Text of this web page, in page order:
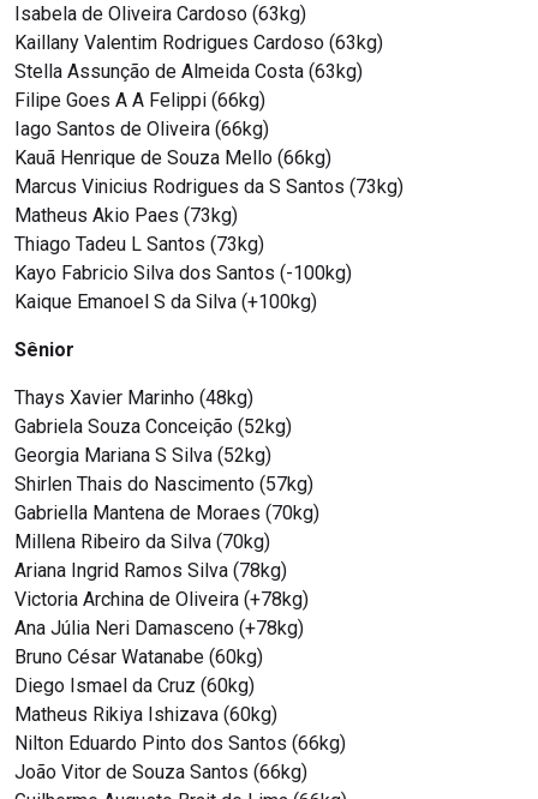
Isabela de Oliveira Cardoso (63kg)
Kaillany Valentim Rodrigues Cardoso (63kg)
Stella Assunção de Almeida Costa (63kg)
Filipe Goes A A Felippi (66kg)
Iago Santos de Oliveira (66kg)
Kauã Henrique de Souza Mello (66kg)
Marcus Vinicius Rodrigues da S Santos (73kg)
Matheus Akio Paes (73kg)
Thiago Tadeu L Santos (73kg)
Kayo Fabricio Silva dos Santos (-100kg)
Kaique Emanoel S da Silva (+100kg)
Sênior
Thays Xavier Marinho (48kg)
Gabriela Souza Conceição (52kg)
Georgia Mariana S Silva (52kg)
Shirlen Thais do Nascimento (57kg)
Gabriella Mantena de Moraes (70kg)
Millena Ribeiro da Silva (70kg)
Ariana Ingrid Ramos Silva (78kg)
Victoria Archina de Oliveira (+78kg)
Ana Júlia Neri Damasceno (+78kg)
Bruno César Watanabe (60kg)
Diego Ismael da Cruz (60kg)
Matheus Rikiya Ishizava (60kg)
Nilton Eduardo Pinto dos Santos (66kg)
João Vitor de Souza Santos (66kg)